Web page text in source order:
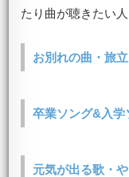
たり曲が聴きたい
お別れの曲・旅
卒業ソング&入学
元気が出る歌・